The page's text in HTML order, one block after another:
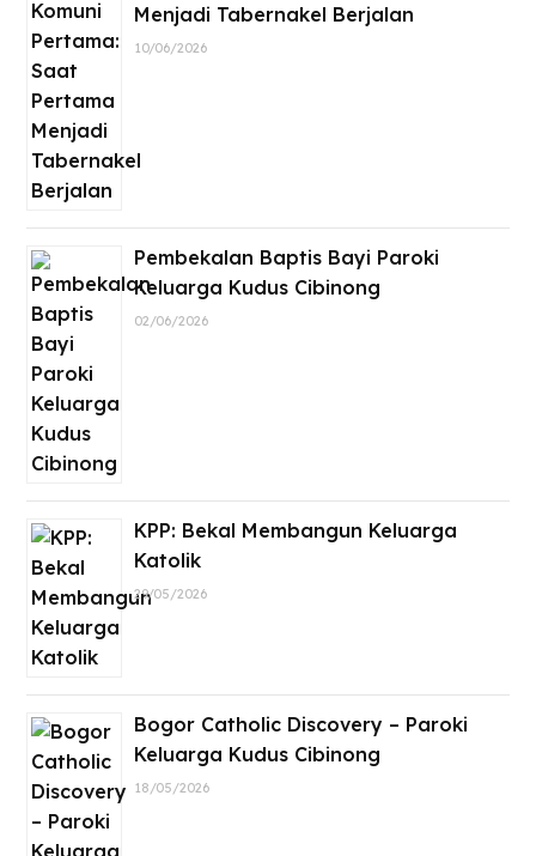
Menjadi Tabernakel Berjalan
10/06/2026
Pembekalan Baptis Bayi Paroki
Keluarga Kudus Cibinong
02/06/2026
KPP: Bekal Membangun Keluarga
Katolik
29/05/2026
Bogor Catholic Discovery – Paroki
Keluarga Kudus Cibinong
18/05/2026